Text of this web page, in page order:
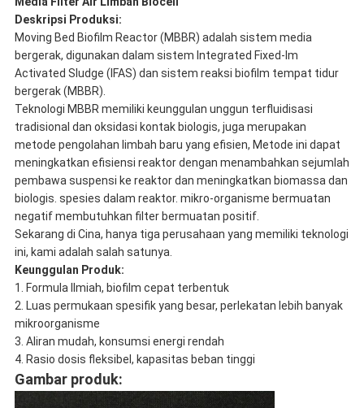
Deskripsi Produksi:
Moving Bed Biofilm Reactor (MBBR) adalah sistem media
bergerak, digunakan dalam sistem Integrated Fixed-lm
Activated Sludge (IFAS) dan sistem reaksi biofilm tempat tidur
bergerak (MBBR).
Teknologi MBBR memiliki keunggulan unggun terfluidisasi
tradisional dan oksidasi kontak biologis, juga merupakan
metode pengolahan limbah baru yang efisien, Metode ini dapat
meningkatkan efisiensi reaktor dengan menambahkan sejumlah
pembawa suspensi ke reaktor dan meningkatkan biomassa dan
biologis. spesies dalam reaktor. mikro-organisme bermuatan
negatif membutuhkan filter bermuatan positif.
Sekarang di Cina, hanya tiga perusahaan yang memiliki teknologi
ini, kami adalah salah satunya.
Keunggulan Produk:
1. Formula Ilmiah, biofilm cepat terbentuk
2. Luas permukaan spesifik yang besar, perlekatan lebih banyak
mikroorganisme
3. Aliran mudah, konsumsi energi rendah
4. Rasio dosis fleksibel, kapasitas beban tinggi
Gambar produk: